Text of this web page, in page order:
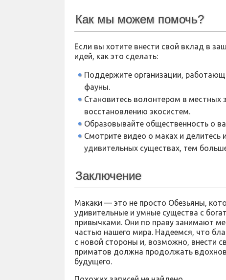
Как мы можем помочь?
Если вы хотите внести свой вклад в
идей, как это сделать:
Поддержите организации,
фауны.
Становитесь волонтером в местных
восстановлению экосистем.
Образовывайте общественность о
Смотрите видео о маках и
удивительных существах, тем
Заключение
Макаки — это не просто Обезьяны,
удивительные и умные существа с
привычками. Они по праву занимают
частью нашего мира. Надеемся, что
с новой стороны и, возможно, внести
приматов должна продолжать
будущего.